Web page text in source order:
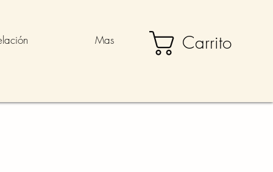
Carrito
Mas